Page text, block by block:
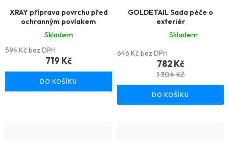
XRAY příprava povrchu před
ochranným povlakem
Skladem
594 Kč bez DPH
719 Kč
DO KOŠÍKU
GOLDETAIL Sada péče o
exteriér
je
5,0
Skladem
646 Kč bez DPH
782 Kč
1 304 Kč
DO KOŠÍKU